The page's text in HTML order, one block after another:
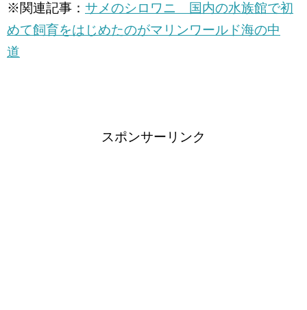
※関連記事： サメのシロワニ 国内の水族館で初
めて飼育をはじめたのがマリンワールド海の中
道
スポンサーリンク